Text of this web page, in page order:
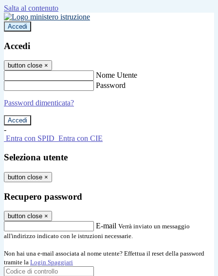
Salta al contenuto
Accedi
Accedi
button close ×
Nome Utente
Password
Password dimenticata?
-
Entra con SPID Entra con CIE
Seleziona utente
button close ×
Recupero password
button close ×
E-mail Verrà inviato un messaggio
all'indirizzo indicato con le istruzioni necessarie.
Non hai una e-mail associata al nome utente? Effettua il reset della password
tramite la Login Spaggiari